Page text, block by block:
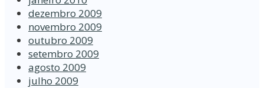
dezembro 2009
novembro 2009
outubro 2009
setembro 2009
agosto 2009
julho 2009